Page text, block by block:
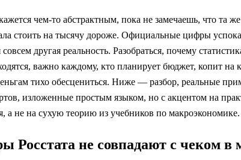
чем‑то абстрактным, пока не замечаешь, что та
стоить на тысячу дороже. Официальные цифры
другая реальность. Разобраться, почему
важно каждому, кто планирует бюджет, копит
тихо обесцениться. Ниже — разбор, реальные
изложенные простым языком, но с акцентом на
а не на сухую теорию из учебников по макроэкономике.
Росстата не совпадают с чеком в